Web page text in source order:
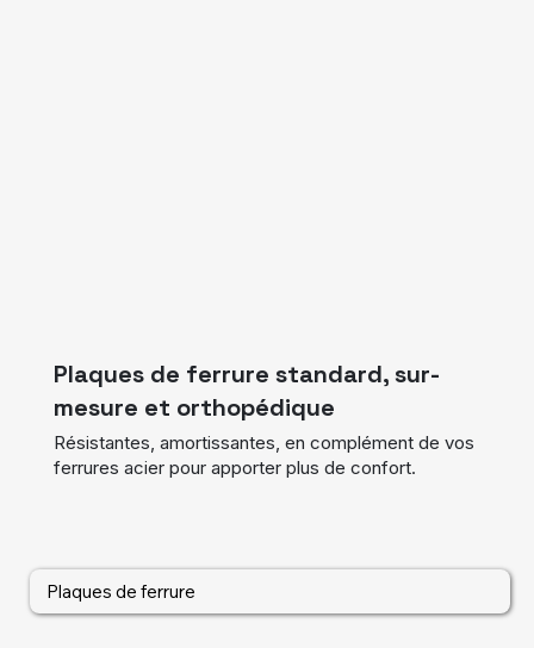
Plaques de ferrure standard, sur-
mesure et orthopédique
Résistantes, amortissantes, en complément de vos
ferrures acier pour apporter plus de confort.
Plaques de ferrure